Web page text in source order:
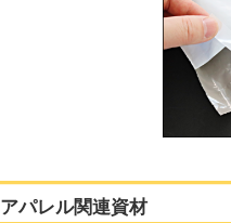
アパレル関連資材